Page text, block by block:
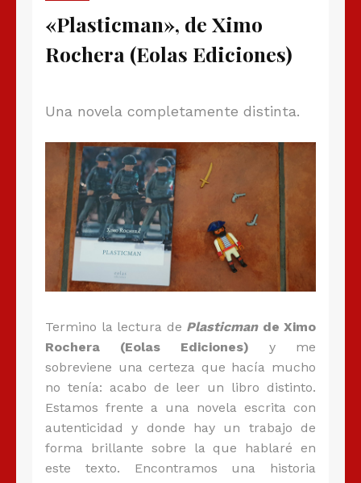
«Plasticman», de Ximo
Rochera (Eolas Ediciones)
Una novela completamente distinta.
Termino la lectura de Plasticmande Ximo
Rochera (Eolas Ediciones) y me
sobreviene una certeza que hacía mucho
no tenía: acabo de leer un libro distinto.
Estamos frente a una novela escrita con
autenticidad y donde hay un trabajo de
forma brillante sobre la que hablaré en
este texto. Encontramos una historia